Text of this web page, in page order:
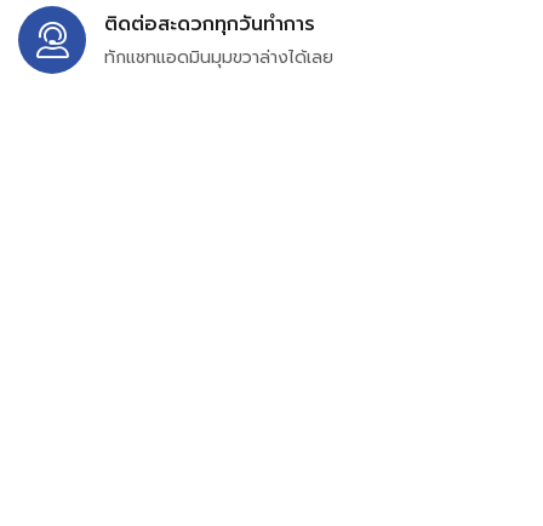
ติดต่อสะดวกทุกวันทำการ
ทักแชทแอดมินมุมขวาล่างได้เลย